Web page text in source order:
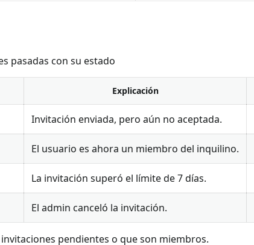
pasadas con su estado
Explicación
Invitación enviada, pero aún no aceptada.
El usuario es ahora un miembro del inquilino.
La invitación superó el límite de 7 días.
El admin canceló la invitación.
pendientes o que son miembros.